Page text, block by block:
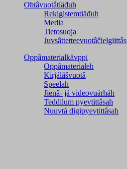
Ohtâvuotâtiäđuh
Rekigistemtiäđuh
Media
Tietosuoja
Juvsâttetteevuotâčielgiittâs
Oppâmaterialkävppi
Oppâmaterialeh
Kirjálâšvuotâ
Speelah
Jienâ- já videovuárháh
Teddilum pyevtittâsah
Nuuvtá digipyevtittâsah